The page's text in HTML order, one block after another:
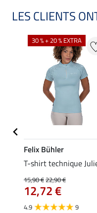
LES CLIENTS
30 % + 20 % EXTRA
Felix Bühler
T-shirt technique
15,90 €22,90 €
12,72 €
4.9 9